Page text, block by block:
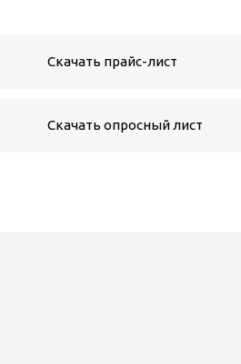
Скачать прайс-лист
Скачать опросный лист